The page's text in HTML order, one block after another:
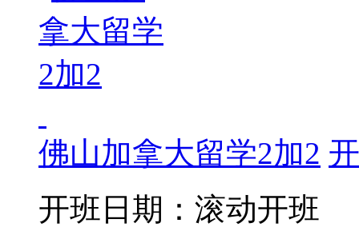
佛山加拿大留学2加2
开班日期：滚动开班